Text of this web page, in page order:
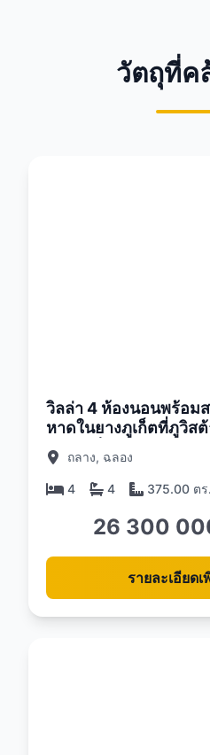
วัตถุที่ค
วิลล่า 4 ห้องนอนพร้อม
หาดในยางภูเก็ตที่ภูวิส
คอมเพล็กซ์
ถลาง, ฉลอง
4 4 375.00 ต
26 300
รายละเอียดเ